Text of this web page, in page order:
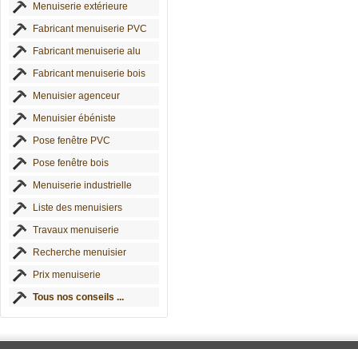
Menuiserie extérieure
Fabricant menuiserie PVC
Fabricant menuiserie alu
Fabricant menuiserie bois
Menuisier agenceur
Menuisier ébéniste
Pose fenêtre PVC
Pose fenêtre bois
Menuiserie industrielle
Liste des menuisiers
Travaux menuiserie
Recherche menuisier
Prix menuiserie
Tous nos conseils ...